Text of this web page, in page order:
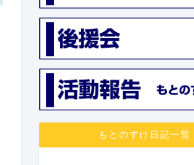
もとのすけ日記一覧